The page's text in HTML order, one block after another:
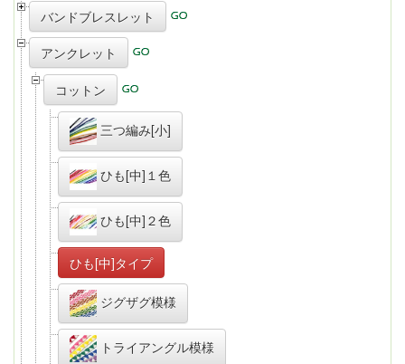
バンドブレスレット
アンクレット
コットン
三つ編み[小]
ひも[中]１色
ひも[中]２色
ひも[中]タイプ
ジグザグ模様
トライアングル模様